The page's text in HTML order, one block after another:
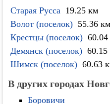
Старая Русса 19.25 км
Волот (поселок) 55.36 км
Крестцы (поселок)
Демянск (поселок)
Шимск (поселок) 60.63
В других городах
Боровичи